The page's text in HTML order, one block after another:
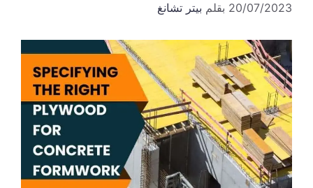
20/07/2023 بقلم بيتر تشانغ